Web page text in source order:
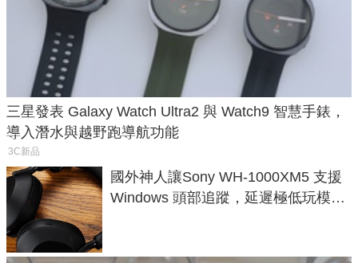
三星發表 Galaxy Watch Ultra2 與 Watch9 智慧手錶，
導入潛水與越野跑導航功能
3C新品
國外神人讓Sony WH-1000XM5 支援
Windows 頭部追蹤，延遲極低玩模擬